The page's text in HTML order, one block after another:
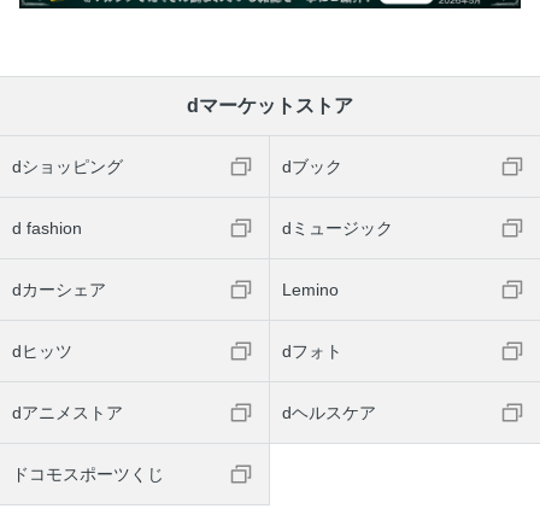
dマーケットストア
dショッピング dブック
d fashion dミュージック
dカーシェア Lemino
dヒッツ dフォト
dアニメストア dヘルスケア
ドコモスポーツくじ